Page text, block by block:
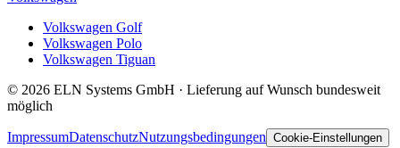
Volkswagen Golf
Volkswagen Polo
Volkswagen Tiguan
© 2026 ELN Systems GmbH · Lieferung auf Wunsch bundesweit
möglich
ImpressumDatenschutzNutzungsbedingungen Cookie-Einstellungen